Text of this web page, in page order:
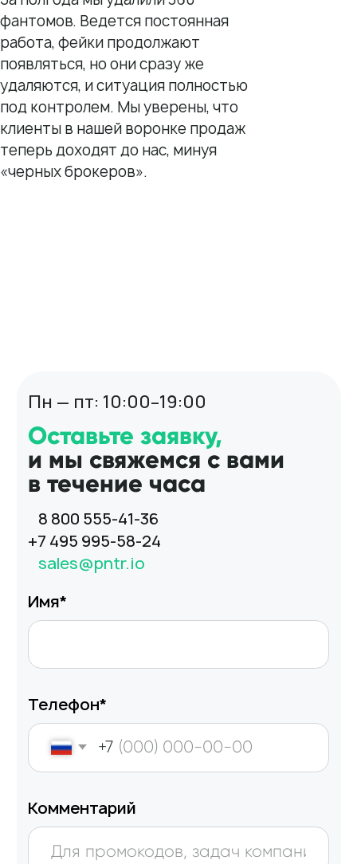
фантомов. Ведется постоянная
работа, фейки продолжают
появляться, но они сразу же
удаляются, и ситуация полностью
под контролем. Мы уверены, что
клиенты в нашей воронке продаж
теперь доходят до нас, минуя
«черных брокеров».
Адрес: 192029, г. Санкт-Петербург, ул. Седова, дом 11, лит. А,
помещение 5Н, офис 531
e-mail: help@pntr.io
+7(800)555-41-36